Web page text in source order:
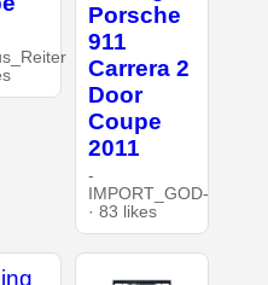
Porsche
911
Carrera 2
Door
Coupe
2011
-
IMPORT_GOD-
· 83 likes